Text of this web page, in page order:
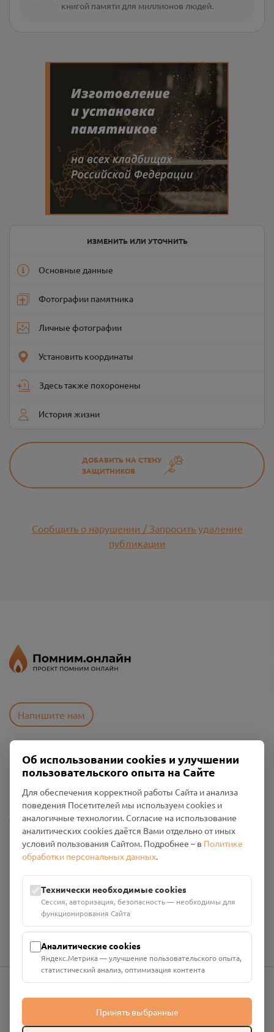
книгой памяти для миллионов людей.
ИЗМЕНИТЬ ИЛИ УТОЧНИТЬ
Основные данные
Фотографии памятника
Личные фотографии
Установить координаты
Здесь также похоронены
История жизни
ДОБАВИТЬ НА СТЕНУ
ЗАЩИТНИКОВ
Сообщить о нарушении / Запросить удаление
публикации
Напишите нам
Пользовательское соглашение
Политика конфиденциальности
Промо-материалы
Настройки cookies
Общество с ограниченной ответственностью «Смоленский
Проект Помним»
Юридический адрес: 216790, Смоленская область, р-н
Руднянский, г. Рудня, улица Западная, д. 26А, пом. 18
Номер счёта: 40702810901130004287 в АО "АЛЬФА-БАНК"
Кор. счёт: 30101810200000000593
info@pomnim.online
Об использовании cookies и улучшении
пользовательского опыта на Сайте
Для обеспечения корректной работы Сайта и анализа
поведения Посетителей мы используем cookies и
аналогичные технологии. Согласие на использование
аналитических cookies даётся Вами отдельно от иных
условий пользования Сайтом. Подробнее – в Политике
обработки персональных данных.
Технически необходимые cookies
Сессия, авторизация, безопасность — необходимы для
функционирования Сайта
Аналитические cookies
Яндекс.Метрика — улучшение пользовательского опыта,
статистический анализ, оптимизация контента
Принять выбранные